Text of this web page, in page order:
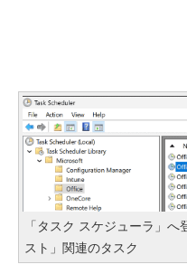
「タスク スケジューラ」
スト」関連のタスク